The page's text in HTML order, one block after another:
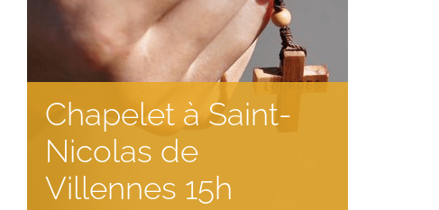
Chapelet à Saint-
Nicolas de
Villennes 15h